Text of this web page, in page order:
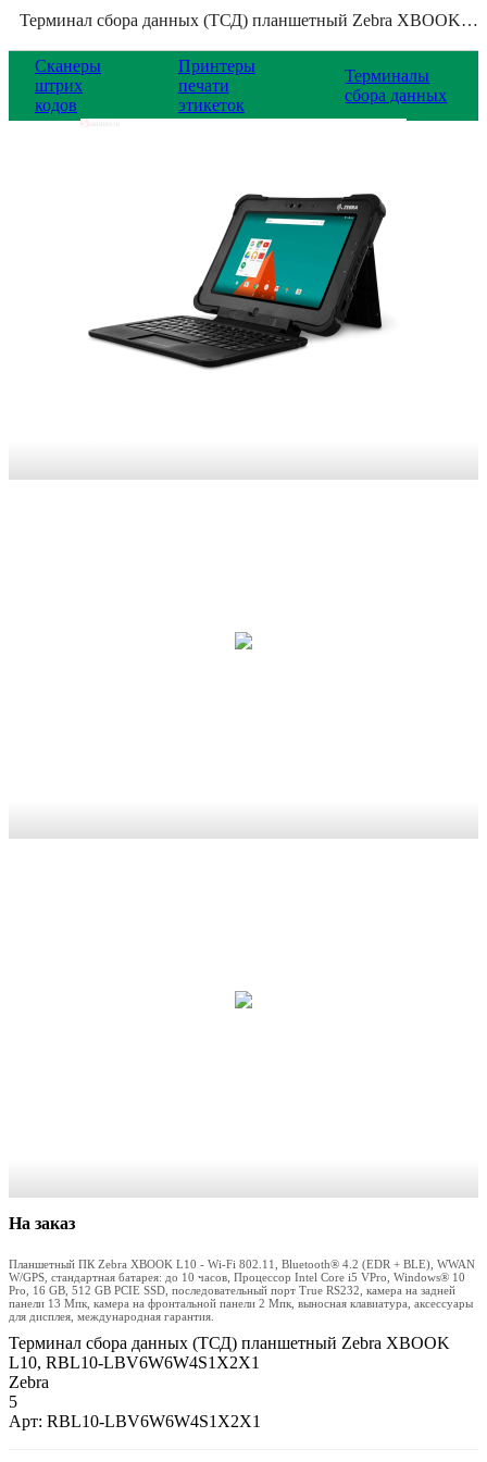
Терминал сбора данных (ТСД) планшетный Zebra XBOOK L10, RBL10-LBV6W6W4S1X2X1
Сканеры
штрих
кодов
Принтеры
печати
этикеток
Терминалы
сбора данных
На заказ
Планшетный ПК Zebra XBOOK L10 - Wi-Fi 802.11, Bluetooth® 4.2 (EDR + BLE), WWAN
W/GPS, стандартная батарея: до 10 часов, Процессор Intel Core i5 VPro, Windows® 10
Pro, 16 GB, 512 GB PCIE SSD, последовательный порт True RS232, камера на задней
панели 13 Мпк, камера на фронтальной панели 2 Мпк, выносная клавиатура, аксессуары
для дисплея, международная гарантия.
Терминал сбора данных (ТСД) планшетный Zebra XBOOK
L10, RBL10-LBV6W6W4S1X2X1
Zebra
5
Арт: RBL10-LBV6W6W4S1X2X1